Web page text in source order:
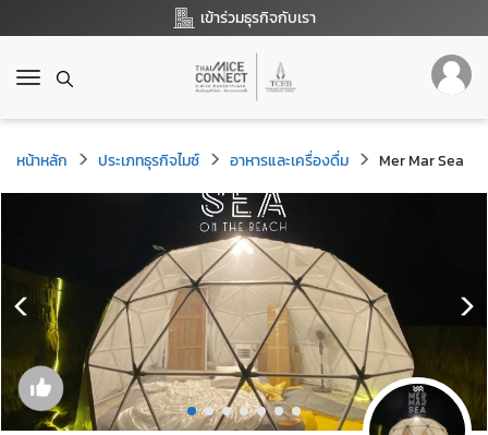
เข้าร่วมธุรกิจกับเรา
T
g
g
l
e
i
o
n
หน้าหลัก ประเภทธุรกิจไมซ์ อาหารและเครื่องดื่ม Mer Mar Sea